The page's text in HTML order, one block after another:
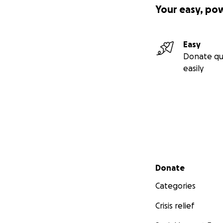
Your easy,
Easy
Donate
easily
Secondary menu
Donate
Categories
Crisis relief